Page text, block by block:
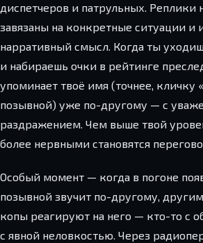
диспетчеров и патрульных. Реплики
завязаны на конкретные ситуации
нарративный смысл. Когда ты
и набираешь очки в рейтинге
упоминает твоё имя (точнее, кличку
позывной) уже по-другому — с
раздражением. Чем выше твой
более нервными становятся
Особый момент — когда в погоне
позывной звучит по-другому,
копы реагируют на него — кто-то с
с явной неловкостью. Через